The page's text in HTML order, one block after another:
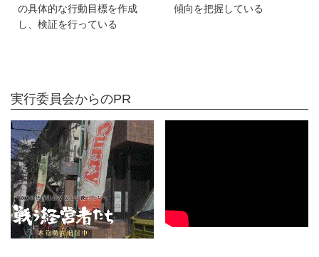
の具体的な行動目標を作成
し、検証を行っている
傾向を把握している
実行委員会からのPR